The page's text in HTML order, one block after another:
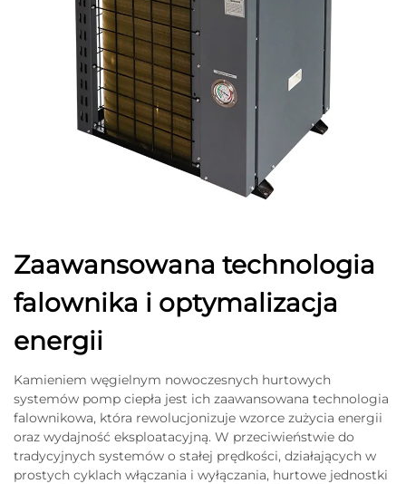
Zaawansowana technologia
falownika i optymalizacja
energii
Kamieniem węgielnym nowoczesnych hurtowych
systemów pomp ciepła jest ich zaawansowana technologia
falownikowa, która rewolucjonizuje wzorce zużycia energii
oraz wydajność eksploatacyjną. W przeciwieństwie do
tradycyjnych systemów o stałej prędkości, działających w
prostych cyklach włączania i wyłączania, hurtowe jednostki